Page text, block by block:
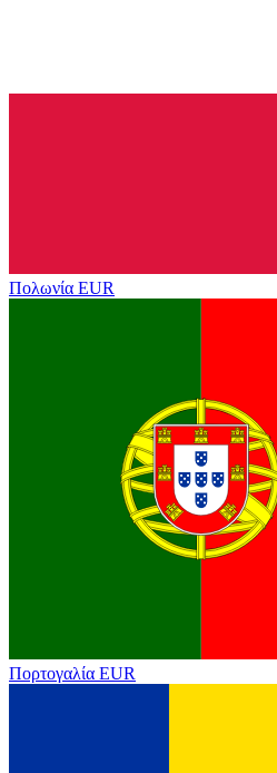
Πολωνία EUR
Πορτογαλία EUR